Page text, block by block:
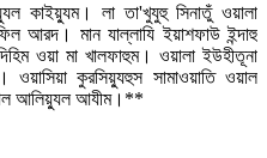
কাইয়্যুম। লা তা'খুযুহু সিনাতুঁ ওয়ালা
আরদ। মান যাল্লাযি ইয়াশফাউ ইন্দাহু
ওয়া মা খালফাহুম। ওয়ালা ইউহীতূনা
কুরসিয়্যুহুস সামাওয়াতি ওয়াল
আলিয়্যুল আযীম।**